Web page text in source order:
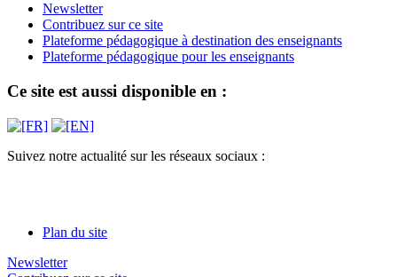
Newsletter
Contribuez sur ce site
Plateforme pédagogique à destination des enseignants
Plateforme pédagogique pour les enseignants
Ce site est aussi disponible en :
Suivez notre actualité sur les réseaux sociaux :
Plan du site
Newsletter